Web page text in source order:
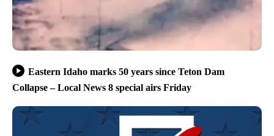
Eastern Idaho marks 50 years since Teton Dam
Collapse – Local News 8 special airs Friday